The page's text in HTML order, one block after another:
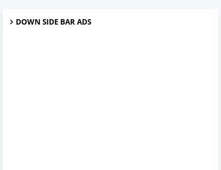
DOWN SIDE BAR ADS